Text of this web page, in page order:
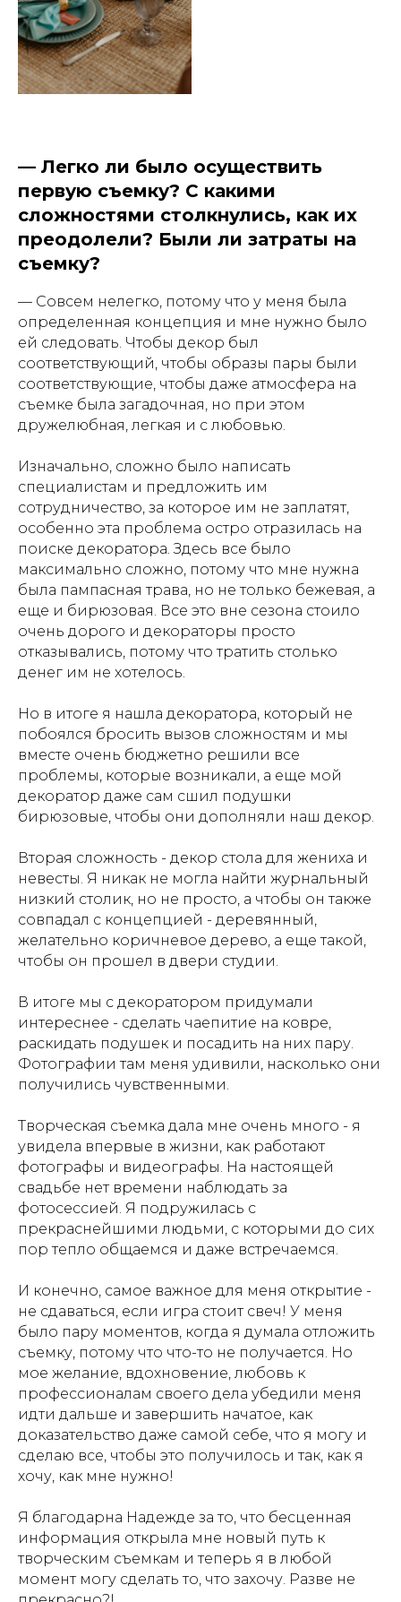
— Легко ли было осуществить
первую съемку? С какими
сложностями столкнулись, как их
преодолели? Были ли затраты на
съемку?
— Совсем нелегко, потому что у меня была
определенная концепция и мне нужно было
ей следовать. Чтобы декор был
соответствующий, чтобы образы пары были
соответствующие, чтобы даже атмосфера на
съемке была загадочная, но при этом
дружелюбная, легкая и с любовью.
Изначально, сложно было написать
специалистам и предложить им
сотрудничество, за которое им не заплатят,
особенно эта проблема остро отразилась на
поиске декоратора. Здесь все было
максимально сложно, потому что мне нужна
была пампасная трава, но не только бежевая, а
еще и бирюзовая. Все это вне сезона стоило
очень дорого и декораторы просто
отказывались, потому что тратить столько
денег им не хотелось.
Но в итоге я нашла декоратора, который не
побоялся бросить вызов сложностям и мы
вместе очень бюджетно решили все
проблемы, которые возникали, а еще мой
декоратор даже сам сшил подушки
бирюзовые, чтобы они дополняли наш декор.
Вторая сложность - декор стола для жениха и
невесты. Я никак не могла найти журнальный
низкий столик, но не просто, а чтобы он также
совпадал с концепцией - деревянный,
желательно коричневое дерево, а еще такой,
чтобы он прошел в двери студии.
В итоге мы с декоратором придумали
интереснее - сделать чаепитие на ковре,
раскидать подушек и посадить на них пару.
Фотографии там меня удивили, насколько они
получились чувственными.
Творческая съемка дала мне очень много - я
увидела впервые в жизни, как работают
фотографы и видеографы. На настоящей
свадьбе нет времени наблюдать за
фотосессией. Я подружилась с
прекраснейшими людьми, с которыми до сих
пор тепло общаемся и даже встречаемся.
И конечно, самое важное для меня открытие -
не сдаваться, если игра стоит свеч! У меня
было пару моментов, когда я думала отложить
съемку, потому что что-то не получается. Но
мое желание, вдохновение, любовь к
профессионалам своего дела убедили меня
идти дальше и завершить начатое, как
доказательство даже самой себе, что я могу и
сделаю все, чтобы это получилось и так, как я
хочу, как мне нужно!
Я благодарна Надежде за то, что бесценная
информация открыла мне новый путь к
творческим съемкам и теперь я в любой
момент могу сделать то, что захочу. Разве не